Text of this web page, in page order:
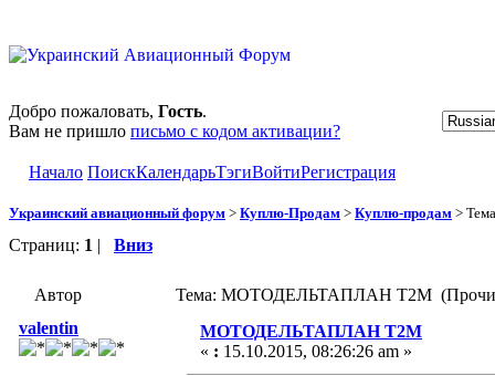
Добро пожаловать, Гость.
Вам не пришло письмо с кодом активации?
Начало ПоискКалендарьТэгиВойтиРегистрация
Украинский авиационный форум > Куплю-Продам > Куплю-продам >
Страниц: 1 | Вниз
Автор
Тема: МОТОДЕЛЬТАПЛАН Т2М
valentin
МОТОДЕЛЬТАПЛАН Т2М
« : 15.10.2015, 08:26:26 am »